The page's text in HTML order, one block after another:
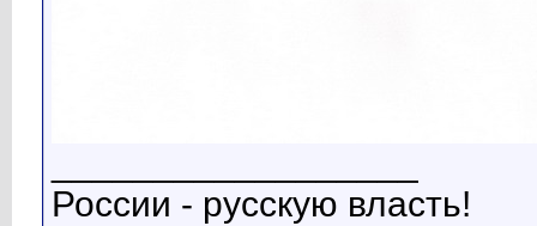
России - русскую власть!